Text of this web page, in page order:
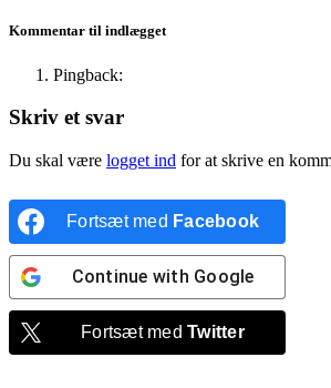
Kommentar til indlægget
Pingback:
Skriv et svar
Du skal være logget ind for at skrive en
Fortsæt med Facebook
Continue with Google
Fortsæt medTwitter